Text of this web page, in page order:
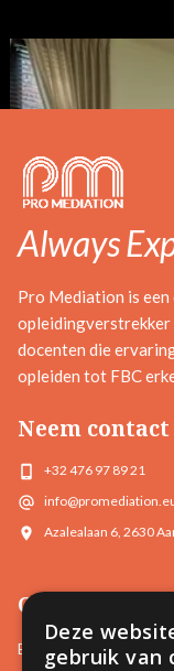
Always
Pro Mediation is een
opleidingverstrekker
docenten die
opleiden tot FBC
Neem contact
+32 476 97 89 21
Azalealaan 6, 2630
Opleidingen
Basisopleidingen
Deze
gebruik van